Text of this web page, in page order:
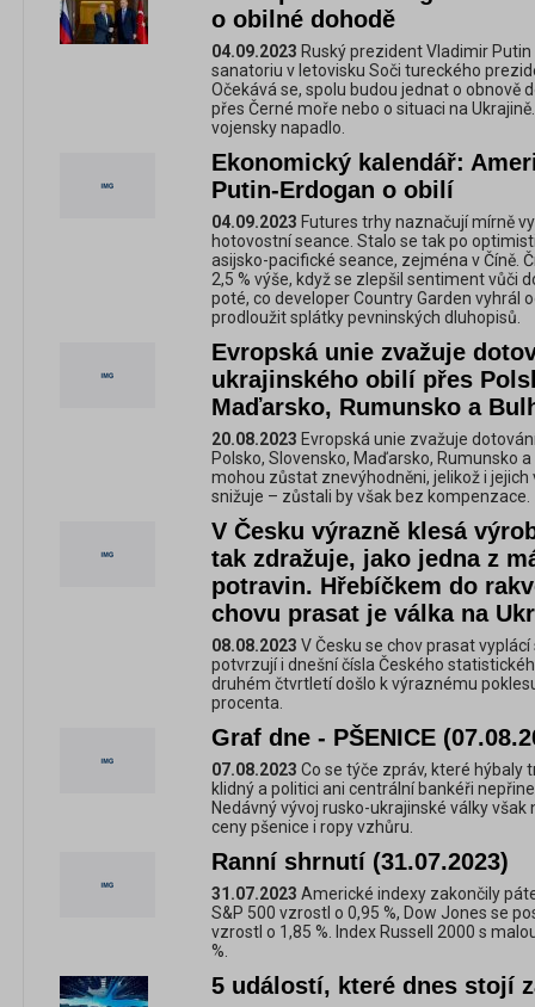
o obilné dohodě
04.09.2023 Ruský prezident Vladimir
sanatoriu v letovisku Soči tureckého
Očekává se, spolu budou jednat o obnově
přes Černé moře nebo o situaci na
vojensky napadlo.
Ekonomický kalendář:
Putin-Erdogan o obilí
04.09.2023 Futures trhy naznačují mírně
hotovostní seance. Stalo se tak po
asijsko-pacifické seance, zejména v Číně.
2,5 % výše, když se zlepšil sentiment vůči
poté, co developer Country Garden vyhrál
prodloužit splátky pevninských dluhopisů.
Evropská unie zvažuje
ukrajinského obilí přes
Maďarsko, Rumunsko a
20.08.2023 Evropská unie zvažuje
Polsko, Slovensko, Maďarsko, Rumunsko
mohou zůstat znevýhodněni, jelikož i jejich
snižuje – zůstali by však bez kompenzace.
V Česku výrazně klesá
tak zdražuje, jako jedna z
potravin. Hřebíčkem do
chovu prasat je válka na
08.08.2023 V Česku se chov prasat
potvrzují i dnešní čísla Českého
druhém čtvrtletí došlo k výraznému
procenta.
Graf dne - PŠENICE
07.08.2023 Co se týče zpráv, které hýbaly
klidný a politici ani centrální bankéři
Nedávný vývoj rusko-ukrajinské války
ceny pšenice i ropy vzhůru.
Ranní shrnutí (31.07.2023)
31.07.2023 Americké indexy zakončily
S&P 500 vzrostl o 0,95 %, Dow Jones se
vzrostl o 1,85 %. Index Russell 2000 s
%.
5 událostí, které dnes stojí